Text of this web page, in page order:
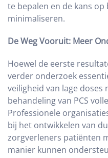
te bepalen en de kans
minimaliseren.
De Weg Vooruit: Meer
Hoewel de eerste
verder onderzoek
veiligheid van lage doses
behandeling van PCS
Professionele
bij het ontwikkelen van
zorgverleners patiënten
manier kunnen